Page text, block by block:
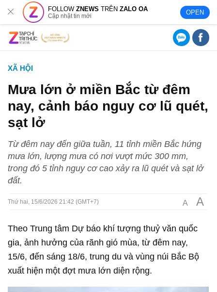
FOLLOWZNEWS TRÊNZALO OA
Cập nhật tin mới OPEN
XÃ HỘI
Mưa lớn ở miền Bắc từ đêm
nay, cảnh báo nguy cơ lũ quét,
sạt lở
Từ đêm nay đến giữa tuần, 11 tỉnh miền Bắc hứng
mưa lớn, lượng mưa có nơi vượt mức 300 mm,
trong đó 5 tỉnh nguy cơ cao xảy ra lũ quét và sạt lở
đất.
Thứ hai, 15/6/2026 21:42 (GMT+7) A A
Theo Trung tâm Dự báo khí tượng thuỷ văn quốc
gia, ảnh hưởng của rãnh gió mùa, từ đêm nay,
15/6, đến sáng 18/6, trung du và vùng núi Bắc Bộ
xuất hiện một đợt mưa lớn diện rộng.